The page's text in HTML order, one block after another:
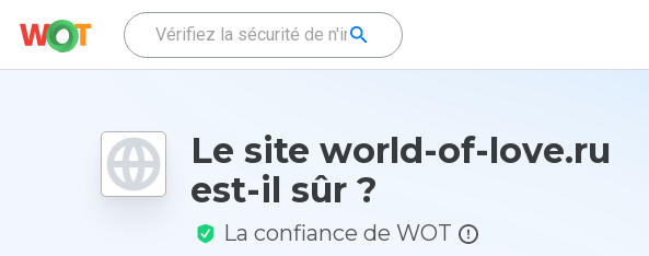
Le site world-of-love.ru
est-il sûr ?
La confiance de WOT